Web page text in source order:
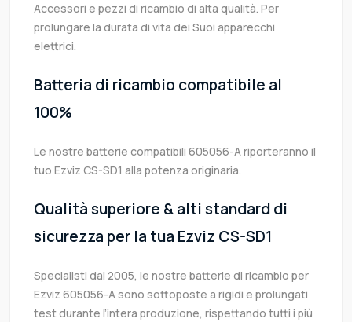
Accessori e pezzi di ricambio di alta qualità. Per
prolungare la durata di vita dei Suoi apparecchi
elettrici.
Batteria di ricambio compatibile al
100%
Le nostre batterie compatibili 605056-A riporteranno il
tuo Ezviz CS-SD1 alla potenza originaria.
Qualità superiore & alti standard di
sicurezza per la tua Ezviz CS-SD1
Specialisti dal 2005, le nostre batterie di ricambio per
Ezviz 605056-A sono sottoposte a rigidi e prolungati
test durante l’intera produzione, rispettando tutti i più